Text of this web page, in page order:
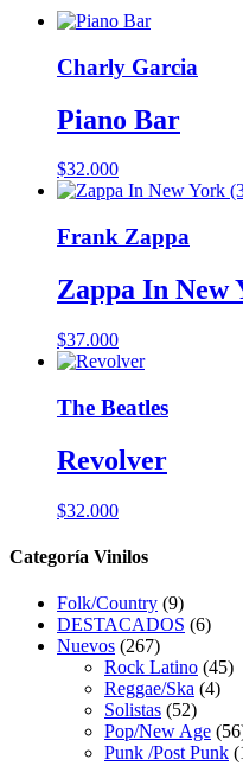
Charly Garcia
Piano Bar
$32.000
Frank Zappa
Zappa In New
$37.000
The Beatles
Revolver
$32.000
Categoría Vinilos
Folk/Country (9)
DESTACADOS (6)
Nuevos (267)
Rock Latino (45)
Reggae/Ska (4)
Solistas (52)
Pop/New Age
Punk /Post Punk